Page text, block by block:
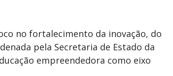
no fortalecimento da inovação, do
pela Secretaria de Estado da
empreendedora como eixo